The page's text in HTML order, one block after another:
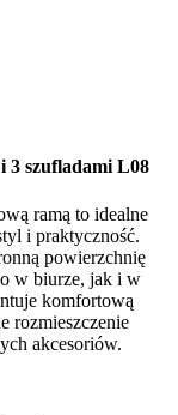
3 szufladami L08
ramą to idealne
i praktyczność.
powierzchnię
w biurze, jak i w
komfortową
rozmieszczenie
akcesoriów.